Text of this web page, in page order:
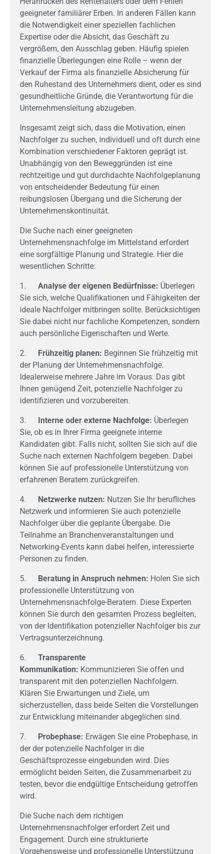
geeigneter familiärer Erben. In anderen Fällen kann
die Notwendigkeit einer speziellen fachlichen
Expertise oder die Absicht, das Geschäft zu
vergrößern, den Ausschlag geben. Häufig spielen
finanzielle Überlegungen eine Rolle – wenn der
Verkauf der Firma als finanzielle Absicherung für
den Ruhestand des Unternehmers dient, oder es sind
gesundheitliche Gründe, die Verantwortung für die
Unternehmensleitung abzugeben.
Insgesamt zeigt sich, dass die Motivation, einen
Nachfolger zu suchen, individuell und oft durch eine
Kombination verschiedener Faktoren geprägt ist.
Unabhängig von den Beweggründen ist eine
rechtzeitige und gut durchdachte Nachfolgeplanung
von entscheidender Bedeutung für einen
reibungslosen Übergang und die Sicherung der
Unternehmenskontinuität.
Die Suche nach einer geeigneten
Unternehmensnachfolge im Mittelstand erfordert
eine sorgfältige Planung und Strategie. Hier die
wesentlichen Schritte:
1. Analyse der eigenen Bedürfnisse: Überlegen
Sie sich, welche Qualifikationen und Fähigkeiten der
ideale Nachfolger mitbringen sollte. Berücksichtigen
Sie dabei nicht nur fachliche Kompetenzen, sondern
auch persönliche Eigenschaften und Werte.
2. Frühzeitig planen: Beginnen Sie frühzeitig mit
der Planung der Unternehmensnachfolge.
Idealerweise mehrere Jahre im Voraus. Das gibt
Ihnen genügend Zeit, potenzielle Nachfolger zu
identifizieren und vorzubereiten.
3. Interne oder externe Nachfolge: Überlegen
Sie, ob es in Ihrer Firma geeignete interne
Kandidaten gibt. Falls nicht, sollten Sie sich auf die
Suche nach externen Nachfolgern begeben. Dabei
können Sie auf professionelle Unterstützung von
erfahrenen Beratern zurückgreifen.
4. Netzwerke nutzen: Nutzen Sie Ihr berufliches
Netzwerk und informieren Sie auch potenzielle
Nachfolger über die geplante Übergabe. Die
Teilnahme an Branchenveranstaltungen und
Networking-Events kann dabei helfen, interessierte
Personen zu finden.
5. Beratung in Anspruch nehmen: Holen Sie sich
professionelle Unterstützung von
Unternehmensnachfolge-Beratern. Diese Experten
können Sie durch den gesamten Prozess begleiten,
von der Identifikation potenzieller Nachfolger bis zur
Vertragsunterzeichnung.
6. Transparente
Kommunikation: Kommunizieren Sie offen und
transparent mit den potenziellen Nachfolgern.
Klären Sie Erwartungen und Ziele, um
sicherzustellen, dass beide Seiten die Vorstellungen
zur Entwicklung miteinander abgeglichen sind.
7. Probephase: Erwägen Sie eine Probephase, in
der der potenzielle Nachfolger in die
Geschäftsprozesse eingebunden wird. Dies
ermöglicht beiden Seiten, die Zusammenarbeit zu
testen, bevor die endgültige Entscheidung getroffen
wird.
Die Suche nach dem richtigen
Unternehmensnachfolger erfordert Zeit und
Engagement. Durch eine strukturierte
Vorgehensweise und professionelle Unterstützung